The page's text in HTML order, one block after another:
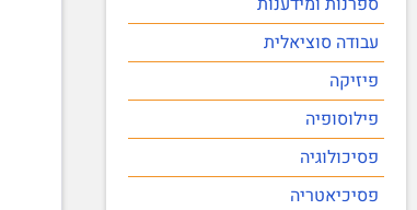
עבודה סוציאלית
פיזיקה
פילוסופיה
פסיכולוגיה
פסיכיאטריה